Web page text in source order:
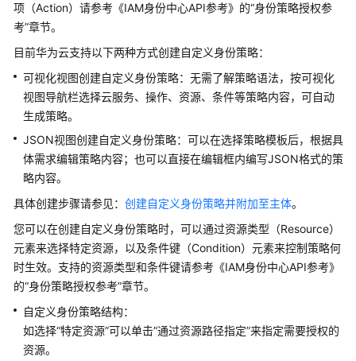
份
心
定
义
策
略
使
CTS
审
计
IAM
身
中
心
操
项（Action）请参考《IAM身份中心API参考》的“身份策略授权参
考”章节。
目前华为云支持以下两种方式创建自定义身份策略：
可视化视图创建自定义身份策略：无需了解策略语法，按可视化
视图导航栏选择云服务、操作、资源、条件等策略内容，可自动
生成策略。
JSON视图创建自定义身份策略：可以在选择策略模板后，根据具
体需求编辑策略内容；也可以直接在编辑框内编写JSON格式的策
略内容。
具体创建步骤请参见： 创建自定义身份策略并附加至主体。
您可以在创建自定义身份策略时，可以通过资源类型（Resource）
元素来选择特定资源，以及条件键（Condition）元素来控制策略何
时生效。支持的资源类型和条件键请参考《IAM身份中心API参考》
的“身份策略授权参考”章节。
自定义身份策略结构：
如选择“特定资源”可以单击“通过资源路径指定”来指定需要授权的
资源。